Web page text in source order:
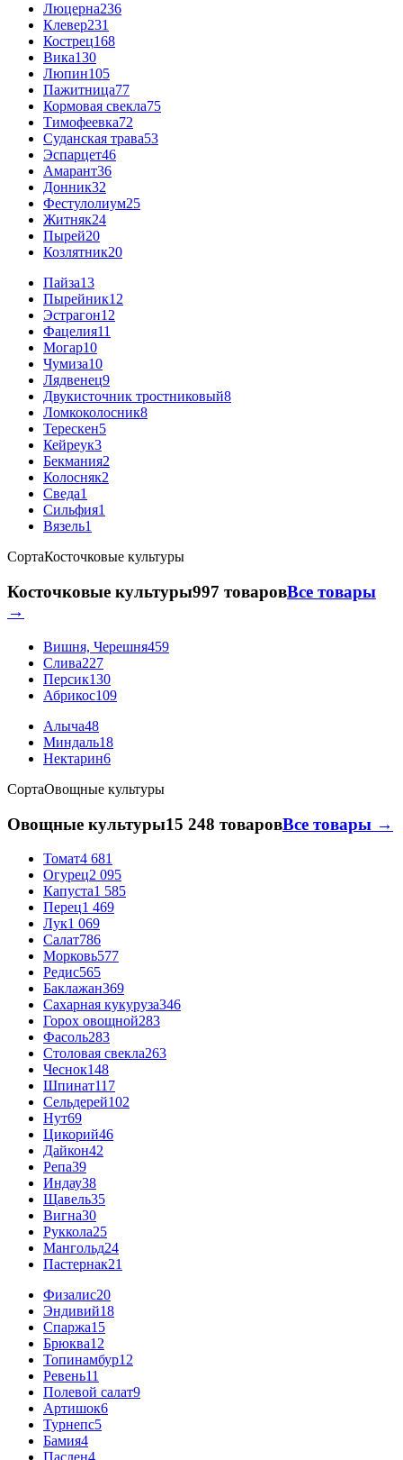
Люцерна236
Клевер231
Кострец168
Вика130
Люпин105
Пажитница77
Кормовая свекла75
Тимофеевка72
Суданская трава53
Эспарцет46
Амарант36
Донник32
Фестулолиум25
Житняк24
Пырей20
Козлятник20
Пайза13
Пырейник12
Эстрагон12
Фацелия11
Могар10
Чумиза10
Лядвенец9
Двукисточник тростниковый8
Ломкоколосник8
Терескен5
Кейреук3
Бекмания2
Колосняк2
Сведа1
Сильфия1
Вязель1
СортаКосточковые культуры
Косточковые культуры997 товаровВсе товары
→
Вишня, Черешня459
Слива227
Персик130
Абрикос109
Алыча48
Миндаль18
Нектарин6
СортаОвощные культуры
Овощные культуры15 248 товаровВсе товары →
Томат4 681
Огурец2 095
Капуста1 585
Перец1 469
Лук1 069
Салат786
Морковь577
Редис565
Баклажан369
Сахарная кукуруза346
Горох овощной283
Фасоль283
Столовая свекла263
Чеснок148
Шпинат117
Сельдерей102
Нут69
Цикорий46
Дайкон42
Репа39
Индау38
Щавель35
Вигна30
Руккола25
Мангольд24
Пастернак21
Физалис20
Эндивий18
Спаржа15
Брюква12
Топинамбур12
Ревень11
Полевой салат9
Артишок6
Турнепс5
Бамия4